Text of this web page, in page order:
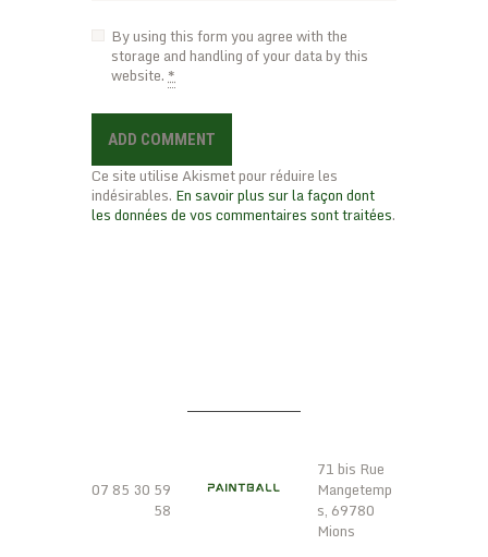
By using this form you agree with the
storage and handling of your data by this
website. *
Ce site utilise Akismet pour réduire les
indésirables. En savoir plus sur la façon dont
les données de vos commentaires sont traitées.
07 85 30 59
58
71 bis Rue
Mangetemp
s, 69780
Mions